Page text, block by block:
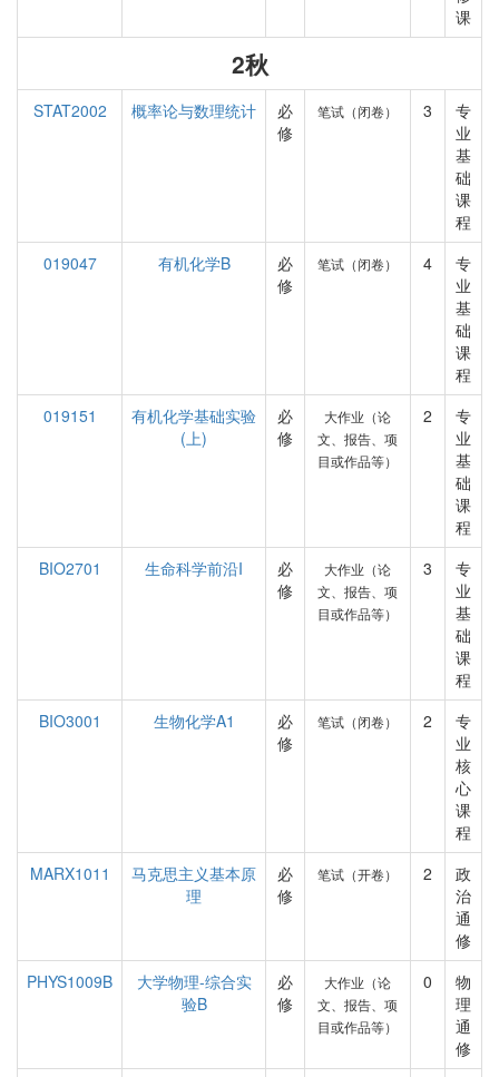
课
2秋
STAT2002 概率论与数理统计
必
修
笔试（闭卷） 3
专
业
基
础
课
程
019047
有机化学B
必
修
笔试（闭卷） 4
专
业
基
础
课
程
019151
有机化学基础实验
(上)
必
修
大作业（论
文、报告、项
目或作品等）
2
专
业
基
础
课
程
BIO2701
生命科学前沿I
必
修
大作业（论
文、报告、项
目或作品等）
3
专
业
基
础
课
程
BIO3001
生物化学A1
必
修
笔试（闭卷） 2
专
业
核
心
课
程
MARX1011
马克思主义基本原
理
必
修
笔试（开卷） 2
政
治
通
修
PHYS1009B
大学物理-综合实
验B
必
修
大作业（论
文、报告、项
目或作品等）
0
物
理
通
修